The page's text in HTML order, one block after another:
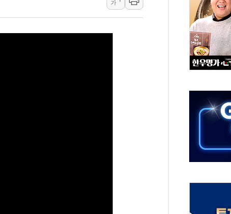
트럼프, 中 겨냥 폴리실리콘 관세 15% 부과…美 태양광주 급등
[사진] 빈살만과 에르도안의 만남
이란와이어 "이란 최고지도자 위독…곧 사망해도 놀랍지 않아"
남동발전, 해남군에 국내 최대 규모 400MW 태양광 착공…여의도 1.6
[인도증시] 중동 불안 속 유가 상승에 소폭 하락...금융주 낙폭 커
폭염 누그러지고 가뭄 숙지나...경북동해안권 8~9일 최대 100mm 호우
사우디·튀르키예·파키스탄, '공동방위협정' 체결… 수니파 국가들의
용산공원·그린벨트로 또 충돌…반복되는 국토부-서울시 '정책 엇박자'
가